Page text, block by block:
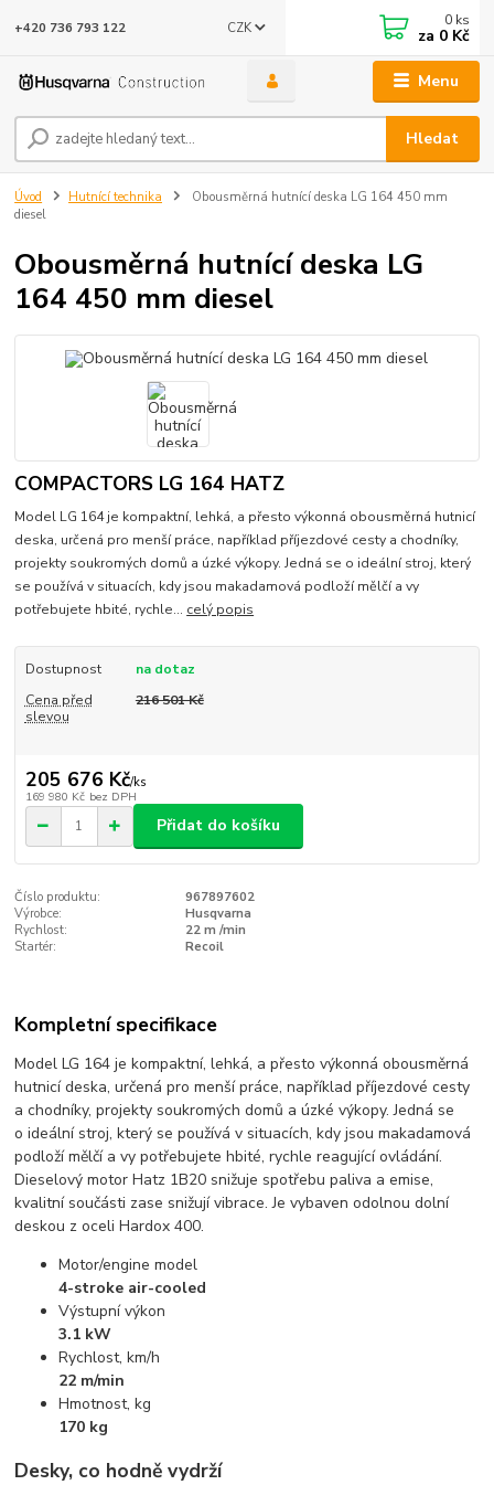
Menu
CZK
Hledat
+420 736 793 122 0 ks
za 0 Kč
Úvod Hutnící technika
Obousměrná hutnící deska LG 164 450 mm
diesel
Obousměrná hutnící deska LG
164 450 mm diesel
COMPACTORS LG 164 HATZ
Model LG 164 je kompaktní, lehká, a přesto výkonná obousměrná hutnicí
deska, určená pro menší práce, například příjezdové cesty a chodníky,
projekty soukromých domů a úzké výkopy. Jedná se o ideální stroj, který
se používá v situacích, kdy jsou makadamová podloží mělčí a vy
potřebujete hbité, rychle... celý popis
Dostupnost
na dotaz
Cena před
slevou
216 501 Kč
205 676 Kč/ks
169 980 Kč bez DPH
Přidat do košíku
Číslo produktu:
967897602
Výrobce:
Husqvarna
Rychlost:
22 m /min
Startér:
Recoil
Kompletní specifikace
Model LG 164 je kompaktní, lehká, a přesto výkonná obousměrná
hutnicí deska, určená pro menší práce, například příjezdové cesty
a chodníky, projekty soukromých domů a úzké výkopy. Jedná se
o ideální stroj, který se používá v situacích, kdy jsou makadamová
podloží mělčí a vy potřebujete hbité, rychle reagující ovládání.
Dieselový motor Hatz 1B20 snižuje spotřebu paliva a emise,
kvalitní součásti zase snižují vibrace. Je vybaven odolnou dolní
deskou z oceli Hardox 400.
Motor/engine model
4-stroke air-cooled
Výstupní výkon
3.1 kW
Rychlost, km/h
22 m/min
Hmotnost, kg
170 kg
Desky, co hodně vydrží